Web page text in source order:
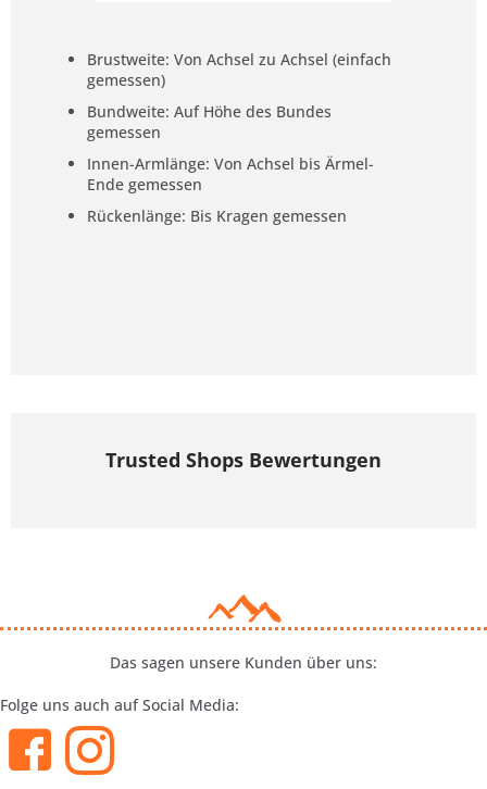
Brustweite: Von Achsel zu Achsel (einfach
gemessen)
Bundweite: Auf Höhe des Bundes
gemessen
Innen-Armlänge: Von Achsel bis Ärmel-
Ende gemessen
Rückenlänge: Bis Kragen gemessen
Trusted Shops Bewertungen
Das sagen unsere Kunden über uns:
Folge uns auch auf Social Media: